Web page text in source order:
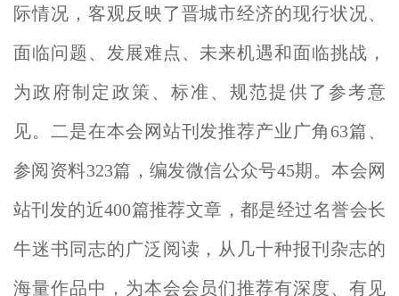
际情况，客观反映了晋城市经济的现行状况、
面临问题、发展难点、未来机遇和面临挑战，
为政府制定政策、标准、规范提供了参考意
见。二是在本会网站刊发推荐产业广角63篇、
参阅资料323篇，编发微信公众号45期。本会网
站刊发的近400篇推荐文章，都是经过名誉会长
牛迷书同志的广泛阅读，从几十种报刊杂志的
海量作品中，为本会会员们推荐有深度、有见